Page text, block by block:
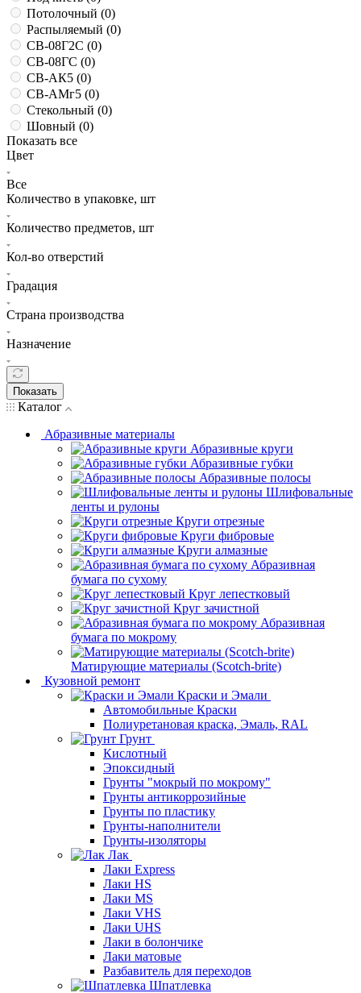
Потолочный (0)
Распыляемый (0)
СВ-08Г2С (0)
СВ-08ГС (0)
СВ-АК5 (0)
СВ-АМг5 (0)
Стекольный (0)
Шовный (0)
Показать все
Цвет
Все
Количество в упаковке, шт
Количество предметов, шт
Кол-во отверстий
Градация
Страна производства
Назначение
Показать
Каталог
Абразивные материалы
Абразивные круги
Абразивные губки
Абразивные полосы
Шлифовальные
ленты и рулоны
Круги отрезные
Круги фибровые
Круги алмазные
Абразивная
бумага по сухому
Круг лепестковый
Круг зачистной
Абразивная
бумага по мокрому
Матирующие материалы (Scotch-brite)
Кузовной ремонт
Краски и Эмали
Автомобильные Краски
Полиуретановая краска, Эмаль, RAL
Грунт
Кислотный
Эпоксидный
Грунты "мокрый по мокрому"
Грунты антикоррозийные
Грунты по пластику
Грунты-наполнители
Грунты-изоляторы
Лак
Лаки Express
Лаки HS
Лаки MS
Лаки VHS
Лаки UHS
Лаки в болончике
Лаки матовые
Разбавитель для переходов
Шпатлевка